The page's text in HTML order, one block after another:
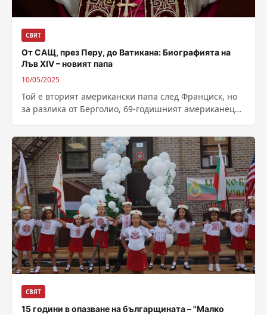
СВЯТ
От САЩ, през Перу, до Ватикана: Биографията на
Лъв XIV – новият папа
10/05/2025
Той е вторият американски папа след Франциск, но
за разлика от Берголио, 69-годишният американец
СВЯТ
15 години в опазване на българщината – "Малко